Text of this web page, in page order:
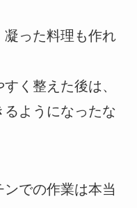
凝った料理も作れ
く整えた後は、
ようになったな
での作業は本当